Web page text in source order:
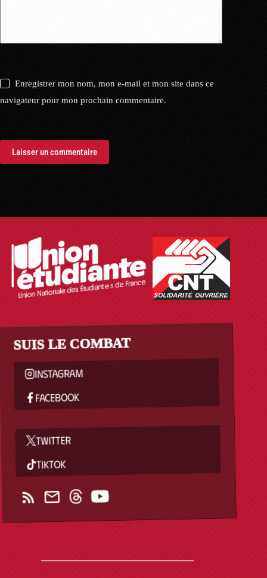
Enregistrer mon nom, mon e-mail et mon site dans ce
navigateur pour mon prochain commentaire.
Laisser un commentaire
SUIS LE COMBAT
INSTAGRAM
FACEBOOK
TWITTER
TIKTOK